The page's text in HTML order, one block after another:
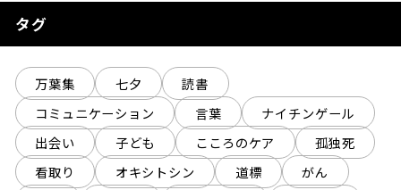
タグ
万葉集 七夕
読書
コミュニケーション
言葉
ナイチンゲール
出会い
子ども こころのケア
孤独死
看取り
オキシトシン 道標
がん